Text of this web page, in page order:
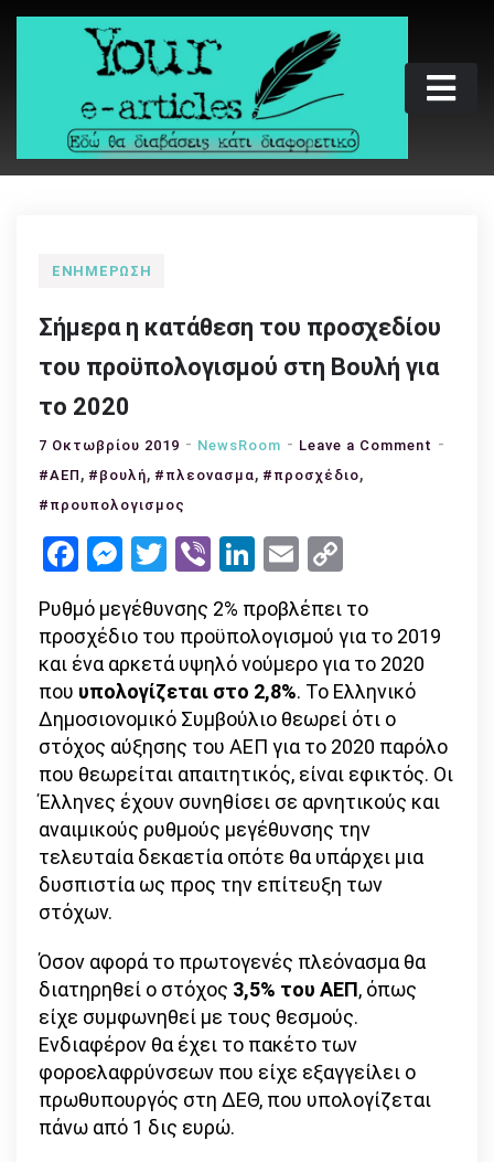
Skip
Your e-articles
Εδώ θα διαβάσεις κάτι διαφορετικό
ΕΝΗΜΈΡΩΣΗ
Σήμερα η κατάθεση του προσχεδίου
του προϋπολογισμού στη Βουλή για
το 2020
7 Οκτωβρίου 2019 NewsRoom Leave a Comment on
το
2020
#ΑΕΠ , #βουλή, #πλεονασμα, #προσχέδιο,
#προυπολογισμος
Facebook
Messenger
Twitter
ViberLinkedIn
Email
Ρυθμό μεγέθυνσης 2% προβλέπει το
προσχέδιο του προϋπολογισμού για το 2019
και ένα αρκετά υψηλό νούμερο για το 2020
που υπολογίζεται στο 2,8%. Το Ελληνικό
Δημοσιονομικό Συμβούλιο θεωρεί ότι ο
στόχος αύξησης του ΑΕΠ για το 2020 παρόλο
που θεωρείται απαιτητικός, είναι εφικτός. Οι
Έλληνες έχουν συνηθίσει σε αρνητικούς και
αναιμικούς ρυθμούς μεγέθυνσης την
τελευταία δεκαετία οπότε θα υπάρχει μια
δυσπιστία ως προς την επίτευξη των
στόχων.
Όσον αφορά το πρωτογενές πλεόνασμα θα
διατηρηθεί ο στόχος 3,5% του ΑΕΠ, όπως
είχε συμφωνηθεί με τους θεσμούς.
Ενδιαφέρον θα έχει το πακέτο των
φοροελαφρύνσεων που είχε εξαγγείλει ο
πρωθυπουργός στη ΔΕΘ, που υπολογίζεται
πάνω από 1 δις ευρώ.